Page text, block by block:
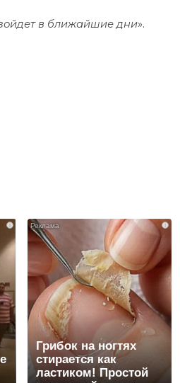
в ближайшие дни».
i i
Грибок на ногтях
стирается как
ластиком! Простой